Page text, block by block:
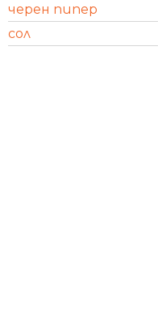
черен пипер
сол